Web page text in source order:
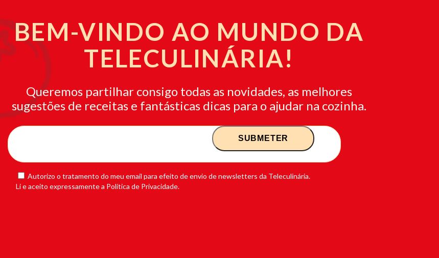
BEM-VINDO AO MUNDO DA
TELECULINÁRIA!
Queremos partilhar consigo todas as novidades, as melhores
sugestões de receitas e fantásticas dicas para o ajudar na cozinha.
Autorizo o tratamento do meu email para efeito de envio de newsletters da Teleculinária.
Li e aceito expressamente a Política de Privacidade.